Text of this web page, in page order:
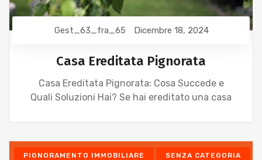
Gest_63_fra_65 Dicembre 18, 2024
Casa Ereditata Pignorata
Casa Ereditata Pignorata: Cosa Succede e
Quali Soluzioni Hai? Se hai ereditato una casa
PIGNORAMENTO IMMOBILIARE SENZA CATEGORIA